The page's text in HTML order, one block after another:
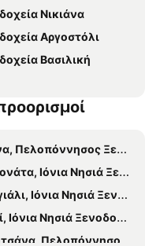
Χλεμούτσι
Μουσείο Ζακύνθου
Νικιάνα
Αργοστόλι
Βασιλική
Πελοπόννησος Ξενοδοχεία
Ιόνια Νησιά Ξενοδοχεία
Ιόνια Νησιά Ξενοδοχεία
Ιόνια Νησιά Ξενοδοχεία
Πελοπόννησος Ξενοδοχεία